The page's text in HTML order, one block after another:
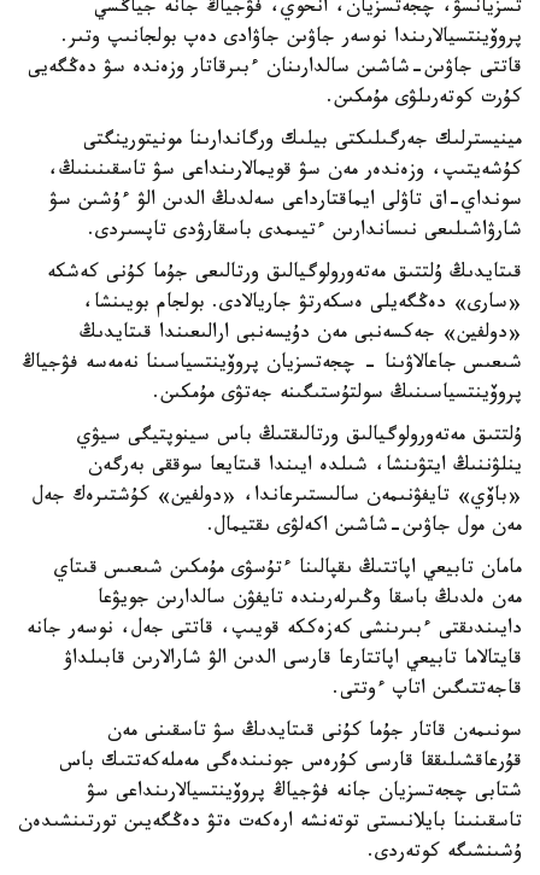
تسزيانسۋ، چجەتسزيان، انحوي، فۋجياڭ جانە جياڭسي
پروۆينتسيالارىندا نوسەر جاۋىن جاۋادى دەپ بولجانىپ وتىر.
قاتتى جاۋىن-شاشىن سالدارىنان ءبىرقاتار وزەندە سۋ دەڭگەيى
كۇرت كوتەرىلۋى مۇمكىن.
مينيسترلىك جەرگىلىكتى بيلىك ورگاندارىنا مونيتورينگتى
كۇشەيتىپ، وزەندەر مەن سۋ قويمالارىنداعى سۋ تاسقىنىنىڭ،
سونداي-اق تاۋلى ايماقتارداعى سەلدىڭ الدىن الۋ ءۇشىن سۋ
شارۋاشىلىعى نىساندارىن ءتيىمدى باسقارۋدى تاپسىردى.
قىتايدىڭ ۇلتتىق مەتەورولوگيالىق ورتالىعى جۇما كۇنى كەشكە
«سارى» دەڭگەيلى ەسكەرتۋ جاريالادى. بولجام بويىنشا،
«دولفين» جەكسەنبى مەن دۇيسەنبى ارالىعىندا قىتايدىڭ
شىعىس جاعالاۋىنا - چجەتسزيان پروۆينتسياسىنا نەمەسە فۋجياڭ
پروۆينتسياسىنىڭ سولتۇستىگىنە جەتۋى مۇمكىن.
ۇلتتىق مەتەورولوگيالىق ورتالىقتىڭ باس سينوپتيگى سيۋي
ينلۋننىڭ ايتۋىنشا، شىلدە ايىندا قىتايعا سوققى بەرگەن
«باۆي» تايفۋنىمەن سالىستىرعاندا، «دولفين» كۇشتىرەك جەل
مەن مول جاۋىن-شاشىن اكەلۋى ىقتيمال.
مامان تابيعي اپاتتىڭ ىقپالىنا ءتۇسۋى مۇمكىن شىعىس قىتاي
مەن ەلدىڭ باسقا وڭىرلەرىندە تايفۋن سالدارىن جويۋعا
دايىندىقتى ءبىرىنشى كەزەككە قويىپ، قاتتى جەل، نوسەر جانە
قايتالاما تابيعي اپاتتارعا قارسى الدىن الۋ شارالارىن قابىلداۋ
قاجەتتىگىن اتاپ ءوتتى.
سونىمەن قاتار جۇما كۇنى قىتايدىڭ سۋ تاسقىنى مەن
قۇرعاقشىلىققا قارسى كۇرەس جونىندەگى مەملەكەتتىك باس
شتابى چجەتسزيان جانە فۋجياڭ پروۆينتسيالارىنداعى سۋ
تاسقىنىنا بايلانىستى توتەنشە ارەكەت ەتۋ دەڭگەيىن تورتىنشىدەن
ۇشىنشىگە كوتەردى.